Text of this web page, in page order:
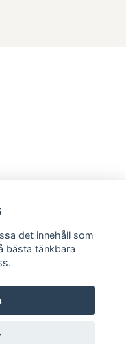
det innehåll som
bästa tänkbara